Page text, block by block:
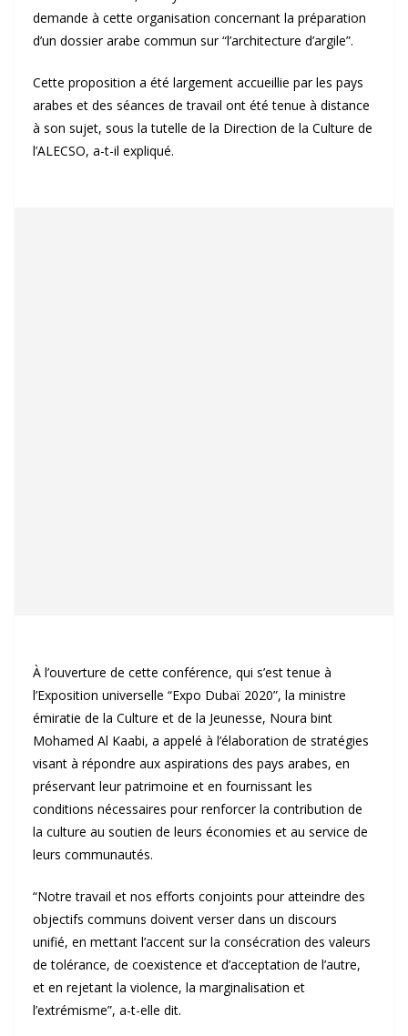
demande à cette organisation concernant la préparation
d’un dossier arabe commun sur “l’architecture d’argile”.
Cette proposition a été largement accueillie par les pays
arabes et des séances de travail ont été tenue à distance
à son sujet, sous la tutelle de la Direction de la Culture de
l’ALECSO, a-t-il expliqué.
À l’ouverture de cette conférence, qui s’est tenue à
l’Exposition universelle “Expo Dubaï 2020”, la ministre
émiratie de la Culture et de la Jeunesse, Noura bint
Mohamed Al Kaabi, a appelé à l’élaboration de stratégies
visant à répondre aux aspirations des pays arabes, en
préservant leur patrimoine et en fournissant les
conditions nécessaires pour renforcer la contribution de
la culture au soutien de leurs économies et au service de
leurs communautés.
“Notre travail et nos efforts conjoints pour atteindre des
objectifs communs doivent verser dans un discours
unifié, en mettant l’accent sur la consécration des valeurs
de tolérance, de coexistence et d’acceptation de l’autre,
et en rejetant la violence, la marginalisation et
l’extrémisme”, a-t-elle dit.